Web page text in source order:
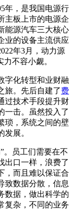
年，是我国电源行
主板上市的电源企
能源汽车三大核心
业的设备主流供应
年3月，动力源
不容小觑。
字化转型和业财融
旅。先后自建了费
过技术手段提升财
一击。虽然投入了
琐，系统之间的壁
展。
。员工们需要在不
出口一样，浪费了
，而且难以保证合
致数据分散，信息
数据，做出科学的
复杂，不同的业务